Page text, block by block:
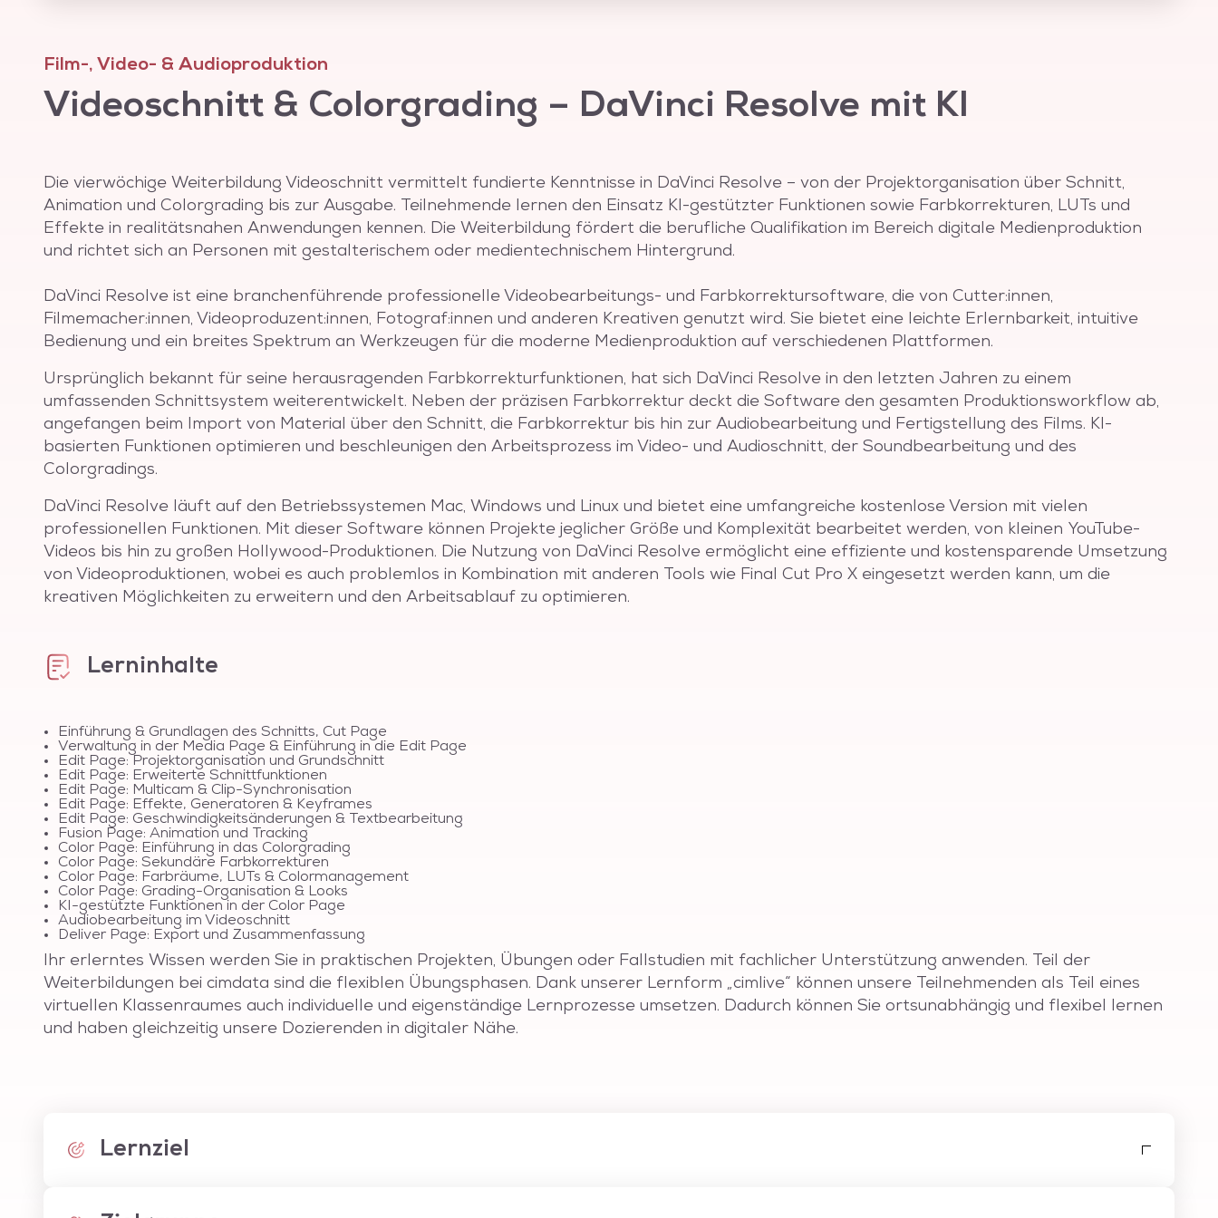
Fertigstellung des Films. KI-basierten Funktionen optimieren und beschleunigen
den Arbeitsprozess im Video- und Audioschnitt, der Soundbearbeitung und des
Colorgradings.
Funktionen. Mit dieser Software können Projekte jeglicher Größe und
Komplexität bearbeitet werden, von kleinen YouTube-Videos bis hin zu großen
Hollywood-Produktionen. Die Nutzung von DaVinci Resolve ermöglicht eine
effiziente und kostensparende Umsetzung von Videoproduktionen, wobei es
eingesetzt werden kann, um die kreativen Möglichkeiten zu erweitern und den
Arbeitsablauf zu optimieren.
Film-, Video- & Audioproduktion
Videoschnitt & Colorgrading – DaVinci Resolve mit KI
Die vierwöchige Weiterbildung Videoschnitt vermittelt fundierte Kenntnisse in DaVinci Resolve – von der Projektorganisation über Schnitt,
Animation und Colorgrading bis zur Ausgabe. Teilnehmende lernen den Einsatz KI-gestützter Funktionen sowie Farbkorrekturen, LUTs und
Effekte in realitätsnahen Anwendungen kennen. Die Weiterbildung fördert die berufliche Qualifikation im Bereich digitale Medienproduktion
und richtet sich an Personen mit gestalterischem oder medientechnischem Hintergrund.
DaVinci Resolve ist eine branchenführende professionelle Videobearbeitungs- und Farbkorrektursoftware, die von Cutter:innen,
Filmemacher:innen, Videoproduzent:innen, Fotograf:innen und anderen Kreativen genutzt wird. Sie bietet eine leichte Erlernbarkeit, intuitive
Bedienung und ein breites Spektrum an Werkzeugen für die moderne Medienproduktion auf verschiedenen Plattformen.
Ursprünglich bekannt für seine herausragenden Farbkorrekturfunktionen, hat sich DaVinci Resolve in den letzten Jahren zu einem
umfassenden Schnittsystem weiterentwickelt. Neben der präzisen Farbkorrektur deckt die Software den gesamten Produktionsworkflow ab,
angefangen beim Import von Material über den Schnitt, die Farbkorrektur bis hin zur Audiobearbeitung und Fertigstellung des Films. KI-
basierten Funktionen optimieren und beschleunigen den Arbeitsprozess im Video- und Audioschnitt, der Soundbearbeitung und des
Colorgradings.
DaVinci Resolve läuft auf den Betriebssystemen Mac, Windows und Linux und bietet eine umfangreiche kostenlose Version mit vielen
professionellen Funktionen. Mit dieser Software können Projekte jeglicher Größe und Komplexität bearbeitet werden, von kleinen YouTube-
Videos bis hin zu großen Hollywood-Produktionen. Die Nutzung von DaVinci Resolve ermöglicht eine effiziente und kostensparende Umsetzung
von Videoproduktionen, wobei es auch problemlos in Kombination mit anderen Tools wie Final Cut Pro X eingesetzt werden kann, um die
kreativen Möglichkeiten zu erweitern und den Arbeitsablauf zu optimieren.
Lerninhalte
Einführung & Grundlagen des Schnitts, Cut Page
Verwaltung in der Media Page & Einführung in die Edit Page
Edit Page: Projektorganisation und Grundschnitt
Edit Page: Erweiterte Schnittfunktionen
Edit Page: Multicam & Clip-Synchronisation
Edit Page: Effekte, Generatoren & Keyframes
Edit Page: Geschwindigkeitsänderungen & Textbearbeitung
Fusion Page: Animation und Tracking
Color Page: Einführung in das Colorgrading
Color Page: Sekundäre Farbkorrekturen
Color Page: Farbräume, LUTs & Colormanagement
Color Page: Grading-Organisation & Looks
KI-gestützte Funktionen in der Color Page
Audiobearbeitung im Videoschnitt
Deliver Page: Export und Zusammenfassung
Ihr erlerntes Wissen werden Sie in praktischen Projekten, Übungen oder Fallstudien mit fachlicher Unterstützung anwenden. Teil der
Weiterbildungen bei cimdata sind die flexiblen Übungsphasen. Dank unserer Lernform „cimlive“ können unsere Teilnehmenden als Teil eines
virtuellen Klassenraumes auch individuelle und eigenständige Lernprozesse umsetzen. Dadurch können Sie ortsunabhängig und flexibel lernen
und haben gleichzeitig unsere Dozierenden in digitaler Nähe.
Lernziel
Korrekturen und kreative Looks wird Ihnen geläufig sein. Weiter kennen Sie die notwendigen technischen Hintergründe, die für eine Produktion unabdingbar